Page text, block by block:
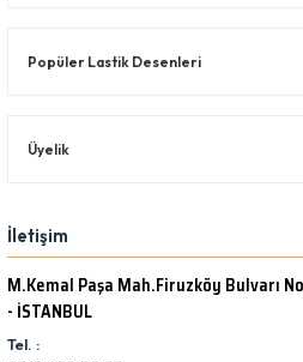
Popüler Lastik Desenleri
Üyelik
İletişim
M.Kemal Paşa Mah.Firuzköy Bulvarı
- İSTANBUL
Tel. :